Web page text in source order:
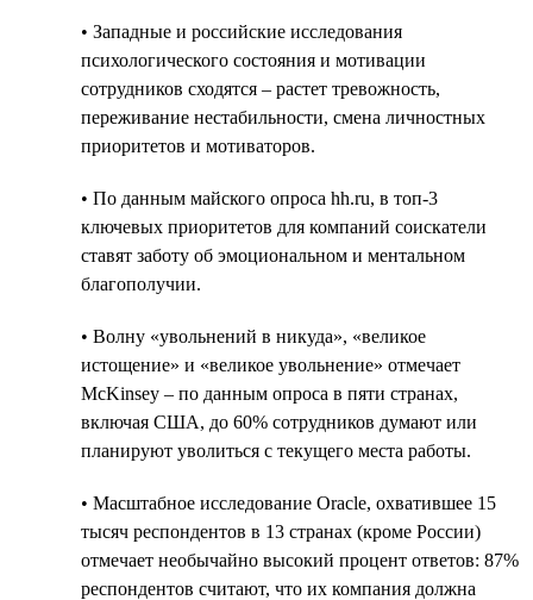
• Западные и российские исследования
психологического состояния и мотивации
сотрудников сходятся – растет тревожность,
переживание нестабильности, смена личностных
приоритетов и мотиваторов.
• По данным майского опроса hh.ru, в топ-3
ключевых приоритетов для компаний соискатели
ставят заботу об эмоциональном и ментальном
благополучии.
• Волну «увольнений в никуда», «великое
истощение» и «великое увольнение» отмечает
McKinsey – по данным опроса в пяти странах,
включая США, до 60% сотрудников думают или
планируют уволиться с текущего места работы.
• Масштабное исследование Oracle, охватившее 15
тысяч респондентов в 13 странах (кроме России)
отмечает необычайно высокий процент ответов: 87%
респондентов считают, что их компания должна